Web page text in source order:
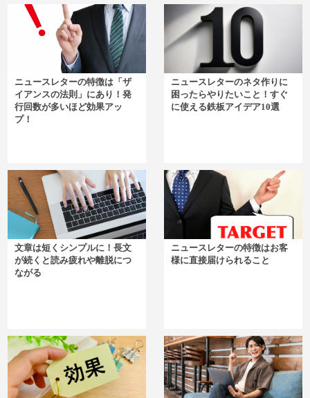
ニュースレターの特徴は「ザ
イアンスの法則」にあり！発
行回数が多いほど効果アッ
プ！
ニュースレターのネタ作りに
困ったらやりたいこと！すぐ
に使える鉄板アイデア10選
文章は短くシンプルに！長文
が続くと読み疲れや離脱につ
ながる
ニュースレターの特徴はお客
様に直接届けられること